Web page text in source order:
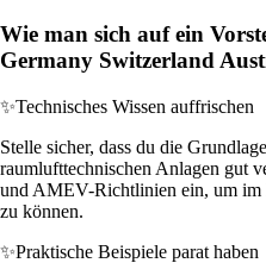
Wie man sich auf ein
Germany Switzerland
✨Technisches Wissen auffrischen
Stelle sicher, dass du die
raumlufttechnischen Anlagen gut
und AMEV-Richtlinien ein, um im
zu können.
✨Praktische Beispiele parat haben